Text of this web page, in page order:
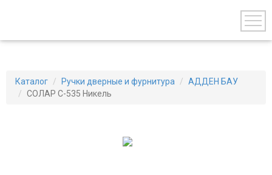
Каталог Ручки дверные и фурнитура
АДДЕН БАУ
СОЛАР С-535 Никель